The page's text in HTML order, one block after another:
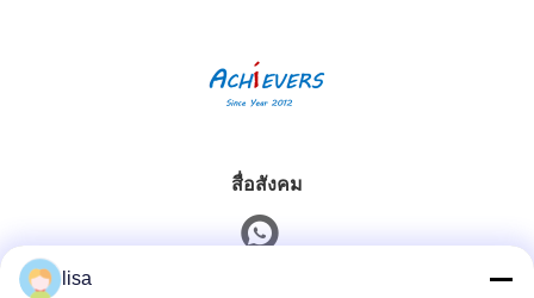
สื่อสังคม
lisa